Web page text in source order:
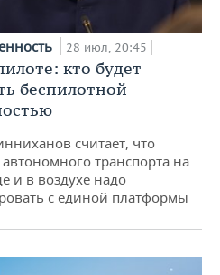
28 июл, 20:45
кто будет
беспилотной
считает, что
транспорта на
и в воздухе надо
с единой платформы